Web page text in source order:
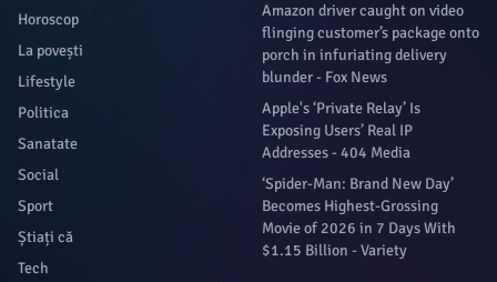
Horoscop
La povești
Lifestyle
Politica
Sanatate
Social
Sport
Știați că
Tech
Amazon driver caught on video
flinging customer’s package onto
porch in infuriating delivery
blunder - Fox News
Apple's ‘Private Relay’ Is
Exposing Users’ Real IP
Addresses - 404 Media
‘Spider-Man: Brand New Day’
Becomes Highest-Grossing
Movie of 2026 in 7 Days With
$1.15 Billion - Variety